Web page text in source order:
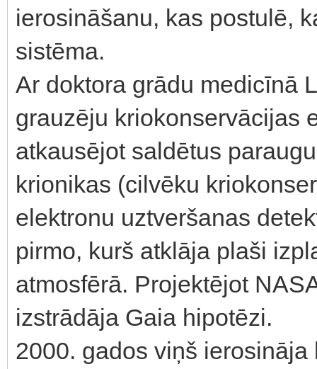
ierosināšanu, kas postulē,
sistēma.
Ar doktora grādu medicīnā
grauzēju kriokonservācijas
atkausējot saldētus
krionikas (cilvēku
elektronu uztveršanas
pirmo, kurš atklāja plaši
atmosfērā. Projektējot
izstrādāja Gaia hipotēzi.
2000. gados viņš